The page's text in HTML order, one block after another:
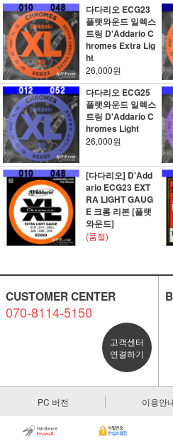
다다리오 ECG23
플랫와운드 일렉스
트링 D'Addario C
hromes Extra Lig
ht
26,000원
다다리오 ECG25
플랫와운드 일렉스
트링 D'Addario C
hromes Light
26,000원
[다다리오] D'Add
ario ECG23 EXT
RA LIGHT GAUG
E 크롬 리본 [플랫
와운드]
(품절)
CUSTOMER CENTER
070-8114-5150
고객센터
연결하기
PC 버전 이용안